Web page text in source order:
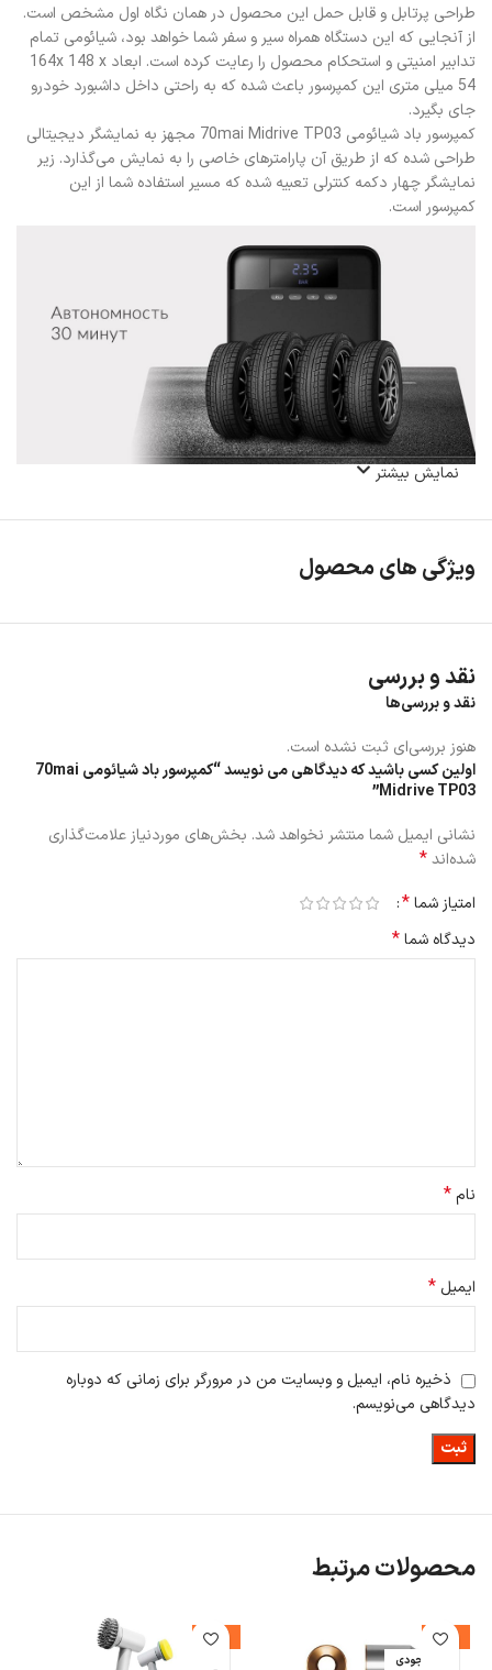
طراحی پرتابل و قابل حمل این محصول در همان نگاه اول مشخص است.
از آنجایی که این دستگاه همراه سیر و سفر شما خواهد بود، شیائومی تمام
تدابیر امنیتی و استحکام محصول را رعایت کرده است. ابعاد 164x 148 x
54 میلی متری این کمپرسور باعث شده که به راحتی داخل داشبورد خودرو
جای بگیرد.
کمپرسور باد شیائومی 70mai Midrive TP03 مجهز به نمایشگر دیجیتالی
طراحی شده که از طریق آن پارامترهای خاصی را به نمایش می‌گذارد. زیر
نمایشگر چهار دکمه کنترلی تعبیه شده که مسیر استفاده شما از این
کمپرسور است.
نمایش بیشتر
ویژگی های محصول
نقد و بررسی
نقد و بررسی‌ها
هنوز بررسی‌ای ثبت نشده است.
اولین کسی باشید که دیدگاهی می نویسد “کمپرسور باد شیائومی 70mai
Midrive TP03”
نشانی ایمیل شما منتشر نخواهد شد. بخش‌های موردنیاز علامت‌گذاری
شده‌اند*
امتیاز شما*
دیدگاه شما*
نام*
ایمیل *
ذخیره نام، ایمیل و وبسایت من در مرورگر برای زمانی که دوباره
دیدگاهی می‌نویسم.
محصولات مرتبط
-21%
اتمام موجودی
-20%